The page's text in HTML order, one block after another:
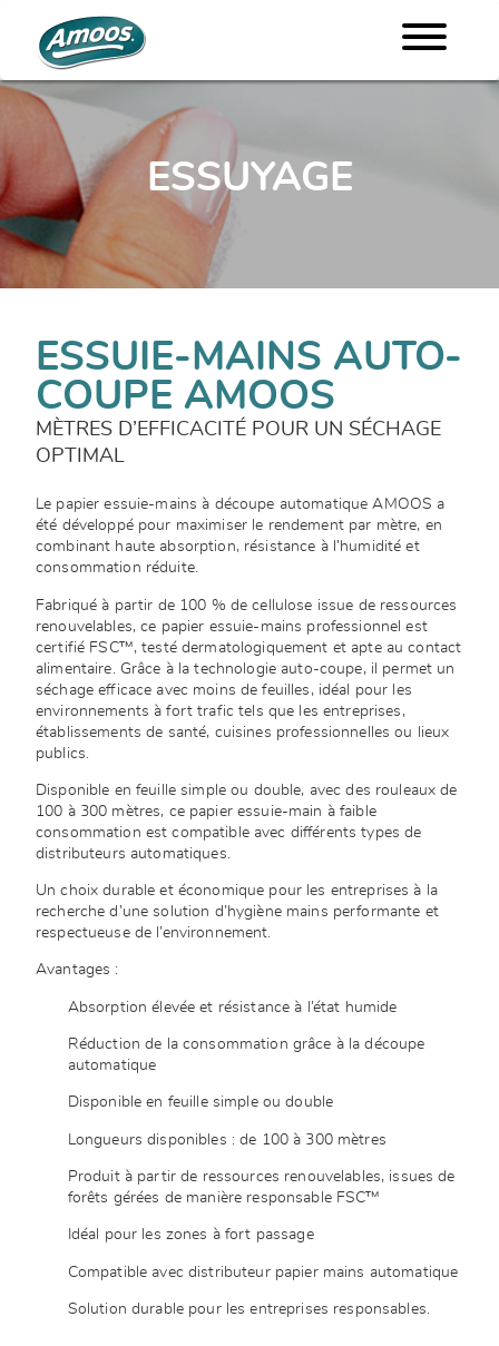
ESSUYAGE
ESSUIE-MAINS AUTO-
COUPE AMOOS
MÈTRES D’EFFICACITÉ POUR UN SÉCHAGE
OPTIMAL
Le papier essuie-mains à découpe automatique AMOOS a
été développé pour maximiser le rendement par mètre, en
combinant haute absorption, résistance à l’humidité et
consommation réduite.
Fabriqué à partir de 100 % de cellulose issue de ressources
renouvelables, ce papier essuie-mains professionnel est
certifié FSC™, testé dermatologiquement et apte au contact
alimentaire. Grâce à la technologie auto-coupe, il permet un
séchage efficace avec moins de feuilles, idéal pour les
environnements à fort trafic tels que les entreprises,
établissements de santé, cuisines professionnelles ou lieux
publics.
Disponible en feuille simple ou double, avec des rouleaux de
100 à 300 mètres, ce papier essuie-main à faible
consommation est compatible avec différents types de
distributeurs automatiques.
Un choix durable et économique pour les entreprises à la
recherche d’une solution d’hygiène mains performante et
respectueuse de l’environnement.
Avantages :
Absorption élevée et résistance à l’état humide
Réduction de la consommation grâce à la découpe
automatique
Disponible en feuille simple ou double
Longueurs disponibles : de 100 à 300 mètres
Produit à partir de ressources renouvelables, issues de
forêts gérées de manière responsable FSC™
Idéal pour les zones à fort passage
Compatible avec distributeur papier mains automatique
Solution durable pour les entreprises responsables.